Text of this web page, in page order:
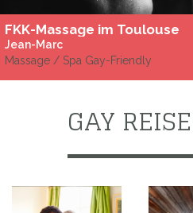
FKK-Massage im Toulouse
Jean-Marc
Massage / Spa Gay-Friendly
GAY